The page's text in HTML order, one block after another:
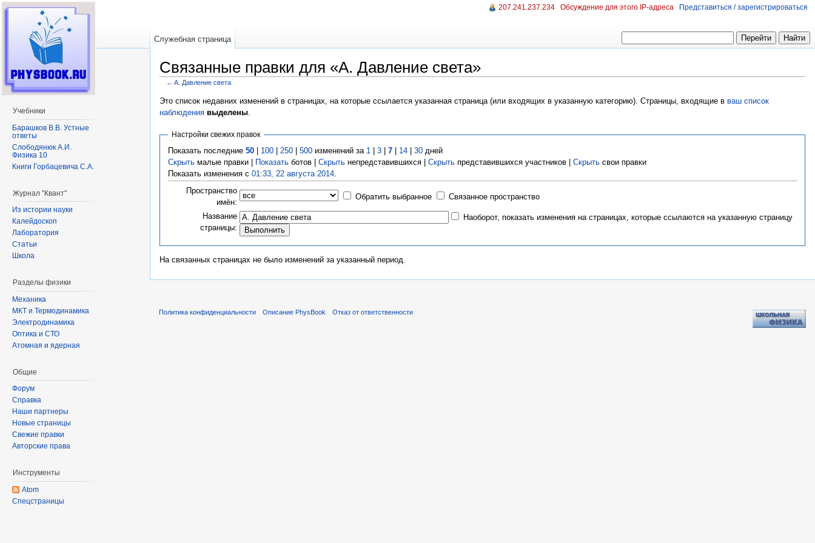
Связанные правки для «A. Давление света»
← A. Давление света
Это список недавних изменений в страницах, на которые ссылается указанная страница (или входящих в указанную категорию). Страницы, входящие в ваш список
наблюдения выделены
Настройки свежих правок
Показать последние 50| 100| 250| 500изменений за 1 | 3| 7| 14| 30дней
Скрытьмалые правки | Показатьботов | Скрытьнепредставившихся | Скрытьпредставившихся участников | Скрытьсвои правки
Показать изменения с 01:33, 22 августа 2014.
Пространство
имён:
Обратить выбранное Связанное пространство
Название
страницы:
Наоборот, показать изменения на страницах, которые ссылаются на указанную страницу
На связанных страницах не было изменений за указанный период.
207.241.237.234 Обсуждение для этого IP-адреса Представиться / зарегистрироваться
Служебная страница
Учебники
Барашков В.В. Устные
ответы
Слободянюк А.И.
Физика 10
Книги Горбацевича С.А.
Журнал "Квант"
Из истории науки
Калейдоскоп
Лаборатория
Статьи
Школа
Разделы физики
Механика
МКТ и Термодинамика
Электродинамика
Оптика и СТО
Атомная и ядерная
Общие
Форум
Справка
Наши партнеры
Новые страницы
Свежие правки
Авторские права
Инструменты
Atom
Спецстраницы
Политика конфиденциальности Описание PhysBook Отказ от ответственности